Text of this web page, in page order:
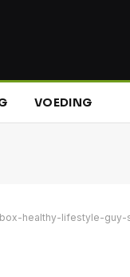
VOEDING
healthy-lifestyle-guy-strong-